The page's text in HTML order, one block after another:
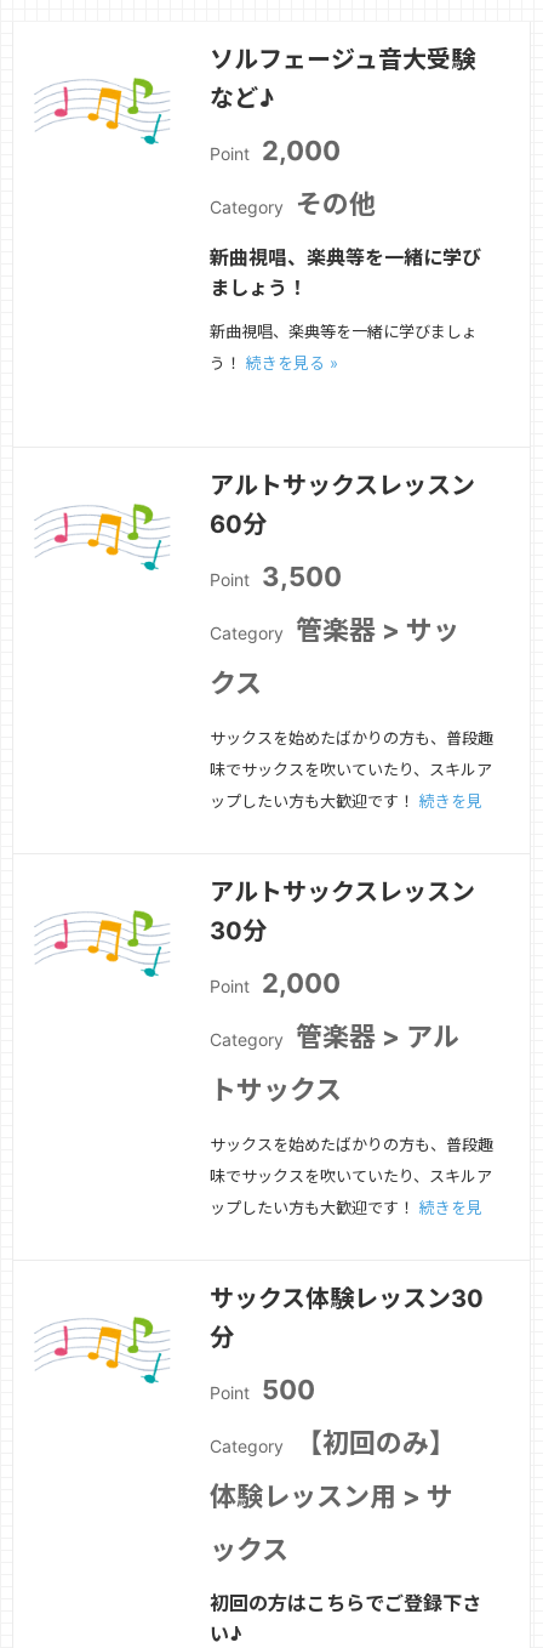
ソルフェージュ音大受験
など♪
Point 2,000
Category その他
新曲視唱、楽典等を一緒に学び
ましょう！
新曲視唱、楽典等を一緒に学びましょ
う！ 続きを見る »
アルトサックスレッスン
60分
Point 3,500
Category
管楽器 > サッ
クス
サックスを始めたばかりの方も、普段趣
味でサックスを吹いていたり、スキルア
ップしたい方も大歓迎です！ 続きを見
アルトサックスレッスン
30分
Point 2,000
Category
管楽器 > アル
トサックス
サックスを始めたばかりの方も、普段趣
味でサックスを吹いていたり、スキルア
ップしたい方も大歓迎です！ 続きを見
サックス体験レッスン30
分
Point 500
Category
【初回のみ】
体験レッスン用 > サ
ックス
初回の方はこちらでご登録下さ
い♪